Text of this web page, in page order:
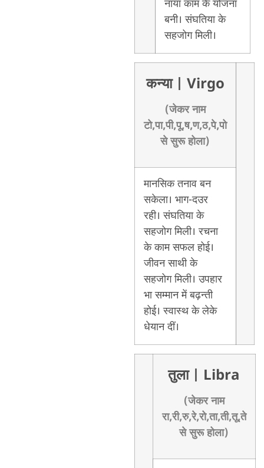
नाया काम के योजना
बनी। संघतिया के
सहजोग मिली।
कन्या | Virgo
(जेकर नाम
टो,पा,पी,पू,ष,ण,ठ,पे,पो
से सुरू होला)
मानसिक तनाव बन
सकेला। भाग-दउर
रही। संघतिया के
सहजोग मिली। रचना
के काम सफल होई।
जीवन साथी के
सहजोग मिली। उपहार
भा सम्मान में बढ़न्ती
होई। स्वास्थ के लेके
धेयान दीं।
तुला | Libra
(जेकर नाम
रा,री,रु,रे,रो,ता,ती,तू,ते
से सुरू होला)